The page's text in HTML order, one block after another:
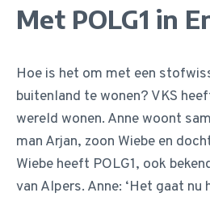
Met POLG1 in
Hoe is het om met een
buitenland te wonen? VKS
wereld wonen. Anne woont
man Arjan, zoon Wiebe en
Wiebe heeft POLG1, ook
van Alpers. Anne: ‘Het gaat nu